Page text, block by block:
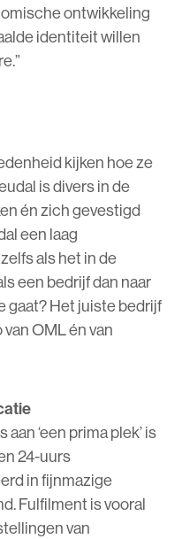
ontwikkeling
identiteit willen
kijken hoe ze
is divers in de
én zich gevestigd
een laag
als het in de
een bedrijf dan naar
gaat? Het juiste bedrijf
OML én van
‘een prima plek’ is
24-uurs
in fijnmazige
Fulfilment is vooral
van